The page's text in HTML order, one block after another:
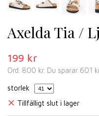
Axelda Tia /
199 kr
Ord. 800 kr. Du sparar 601
storlek
Tillfälligt slut i lager